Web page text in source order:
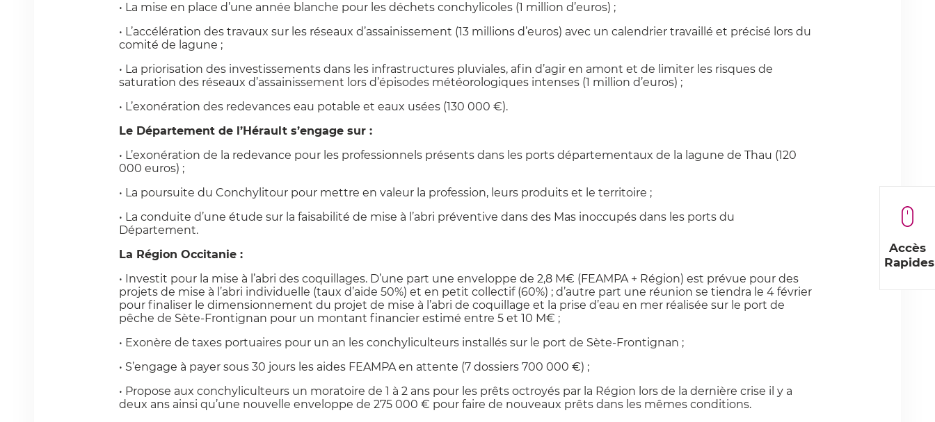
Accès
Rapides
• La mise en place d’une année blanche pour les déchets conchylicoles (1 million d’euros) ;
• L’accélération des travaux sur les réseaux d’assainissement (13 millions d’euros) avec un calendrier travaillé et précisé lors du
comité de lagune ;
• La priorisation des investissements dans les infrastructures pluviales, afin d’agir en amont et de limiter les risques de
saturation des réseaux d’assainissement lors d’épisodes météorologiques intenses (1 million d’euros) ;
• L’exonération des redevances eau potable et eaux usées (130 000 €).
Le Département de l’Hérault s’engage sur :
• L’exonération de la redevance pour les professionnels présents dans les ports départementaux de la lagune de Thau (120
000 euros) ;
• La poursuite du Conchylitour pour mettre en valeur la profession, leurs produits et le territoire ;
• La conduite d’une étude sur la faisabilité de mise à l’abri préventive dans des Mas inoccupés dans les ports du
Département.
La Région Occitanie :
• Investit pour la mise à l’abri des coquillages. D’une part une enveloppe de 2,8 M€ (FEAMPA + Région) est prévue pour des
projets de mise à l’abri individuelle (taux d’aide 50%) et en petit collectif (60%) ; d’autre part une réunion se tiendra le 4 février
pour finaliser le dimensionnement du projet de mise à l’abri de coquillage et la prise d’eau en mer réalisée sur le port de
pêche de Sète-Frontignan pour un montant financier estimé entre 5 et 10 M€ ;
• Exonère de taxes portuaires pour un an les conchyliculteurs installés sur le port de Sète-Frontignan ;
• S’engage à payer sous 30 jours les aides FEAMPA en attente (7 dossiers 700 000 €) ;
• Propose aux conchyliculteurs un moratoire de 1 à 2 ans pour les prêts octroyés par la Région lors de la dernière crise il y a
deux ans ainsi qu’une nouvelle enveloppe de 275 000 € pour faire de nouveaux prêts dans les mêmes conditions.